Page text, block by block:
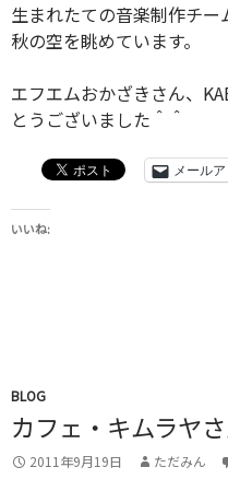
生まれたての音楽制作チ
秋の空を眺めています。
エフエムおかざきさん、
とうございました＾＾
メール
いいね:
BLOG
カフェ・キムラヤ
2011年9月19日 ただみん